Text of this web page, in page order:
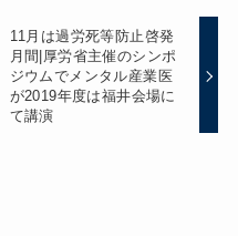
11月は過労死等防止啓発
月間|厚労省主催のシンポ
ジウムでメンタル産業医
が2019年度は福井会場に
て講演